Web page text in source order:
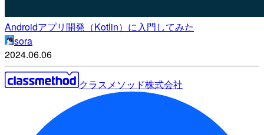
Androidアプリ開発（Kotlin）に入門してみた
sora
2024.06.06
クラスメソッド株式会社